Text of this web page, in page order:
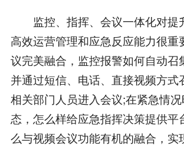
监控、指挥、会议一体化对提
高效运营管理和应急反应能力很重
议完美融合，监控报警如何自动召
并通过短信、电话、直接视频方式
相关部门人员进入会议;在紧急情
态，怎么样给应急指挥决策提供平
么与视频会议功能有机的融合，实